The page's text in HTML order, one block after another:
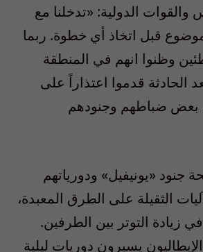
والقوات الدولية: «تدخلنا مع
قبل اتخاذ أي خطوة. ربما
وظنوا انهم في المنطقة
الحادثة قدموا اعتذاراً على
بعض ضباطهم وجنودهم
«يونيفيل» ودورياتهم
الثقيلة على الطرق المعبدة،
زيادة التوتر بين الطرفين.
يسيرون دوريات ليلية